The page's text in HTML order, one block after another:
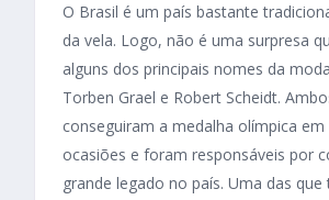
O Brasil é um país bastante
da vela. Logo, não é uma surpresa
alguns dos principais nomes da
Torben Grael e Robert Scheidt.
conseguiram a medalha olímpica em
ocasiões e foram responsáveis por
grande legado no país. Uma das que